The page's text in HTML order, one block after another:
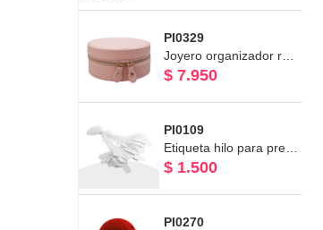
PI0329
$ 7.950
PI0109
$ 1.500
PI0270